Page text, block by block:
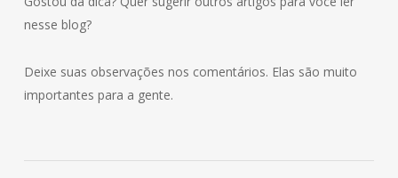
nesse blog?
Deixe suas observações nos comentários. Elas são muito
importantes para a gente.